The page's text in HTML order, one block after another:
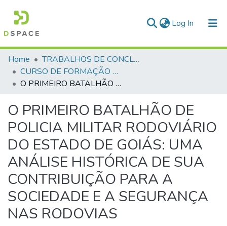
Log In (current)
Communities & Collections
All of DSpace
Home
TRABALHOS DE CONCLUSÃO DE CURSO - CFP (CURSO DE FORMAÇÃO DE PRAÇAS)
CURSO DE FORMAÇÃO DE PRAÇAS - CFP - 2023
O PRIMEIRO BATALHÃO DE POLICIA MILITAR RODOVIÁRIO DO ESTADO DE GOIÁS: UMA ANÁLISE HISTÓRICA DE SUA CONTRIBUIÇÃO PARA A SOCIEDADE E A SEGURANÇA NAS RODOVIAS
O PRIMEIRO BATALHÃO DE
POLICIA MILITAR RODOVIÁRIO
DO ESTADO DE GOIÁS: UMA
ANÁLISE HISTÓRICA DE SUA
CONTRIBUIÇÃO PARA A
SOCIEDADE E A SEGURANÇA
NAS RODOVIAS